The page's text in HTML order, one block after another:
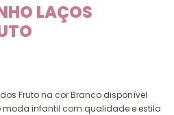
LAÇOS
Fruto na cor Branco disponível
moda infantil com qualidade e estilo